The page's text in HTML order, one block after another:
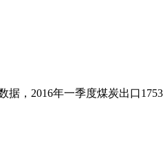
，2016年一季度煤炭出口